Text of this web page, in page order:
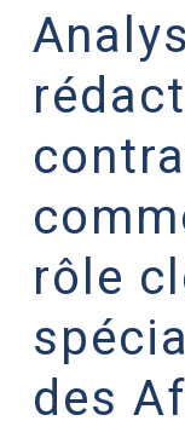
rôle
des